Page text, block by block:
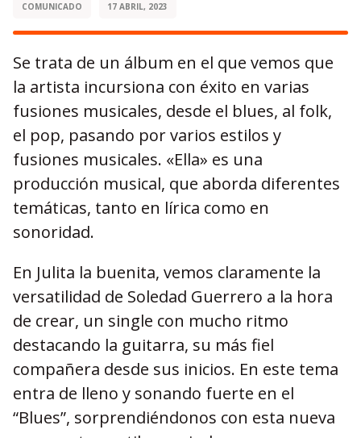
COMUNICADO 17 ABRIL, 2023
Se trata de un álbum en el que vemos que
la artista incursiona con éxito en varias
fusiones musicales, desde el blues, al folk,
el pop, pasando por varios estilos y
fusiones musicales. «Ella» es una
producción musical, que aborda diferentes
temáticas, tanto en lírica como en
sonoridad.
En Julita la buenita, vemos claramente la
versatilidad de Soledad Guerrero a la hora
de crear, un single con mucho ritmo
destacando la guitarra, su más fiel
compañera desde sus inicios. En este tema
entra de lleno y sonando fuerte en el
“Blues”, sorprendiéndonos con esta nueva